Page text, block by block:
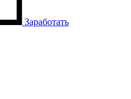
Заработать